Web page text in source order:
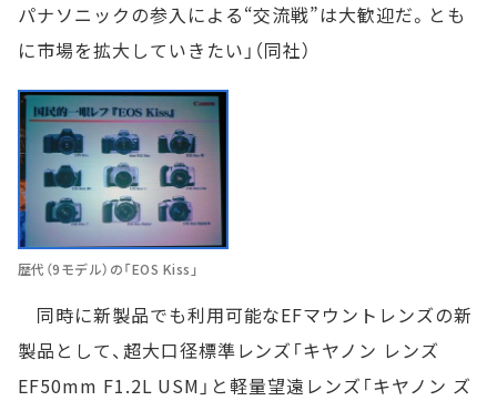
パナソニックの参入による“交流戦”は大歓迎だ。とも
に市場を拡大していきたい」（同社）
歴代（9モデル）の「EOS Kiss」
同時に新製品でも利用可能なEFマウントレンズの新
製品として、超大口径標準レンズ「キヤノン レンズ
EF50mm F1.2L USM」と軽量望遠レンズ「キヤノン ズ